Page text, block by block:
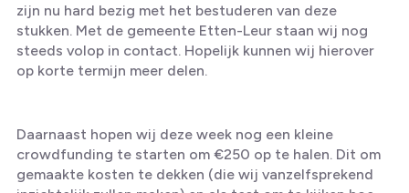
zijn nu hard bezig met het bestuderen van deze
stukken. Met de gemeente Etten-Leur staan wij nog
steeds volop in contact. Hopelijk kunnen wij hierover
op korte termijn meer delen.
Daarnaast hopen wij deze week nog een kleine
crowdfunding te starten om €250 op te halen. Dit om
gemaakte kosten te dekken (die wij vanzelfsprekend